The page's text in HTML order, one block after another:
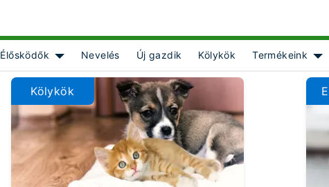
Élősködők
Show submenu for [object Object]
Nevelés Új gazdik Kölykök
Termékeink
Kölykök